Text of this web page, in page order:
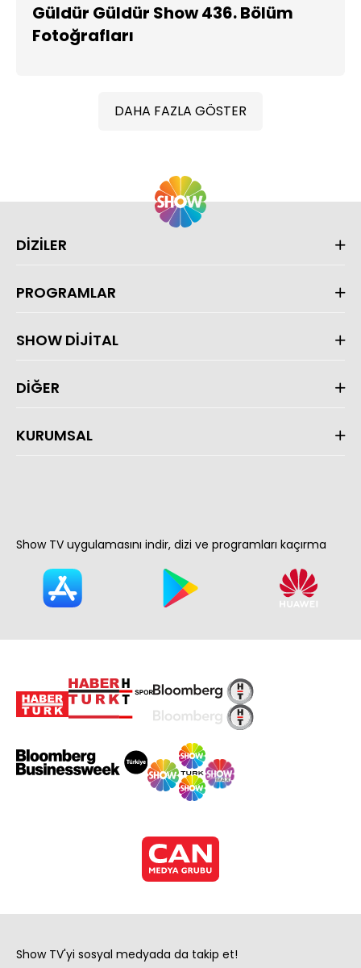
Güldür Güldür Show 436. Bölüm
Fotoğrafları
DAHA FAZLA GÖSTER
DİZİLER
PROGRAMLAR
SHOW DİJİTAL
DİĞER
KURUMSAL
Show TV uygulamasını indir, dizi ve programları kaçırma
Show TV'yi sosyal medyada da takip et!